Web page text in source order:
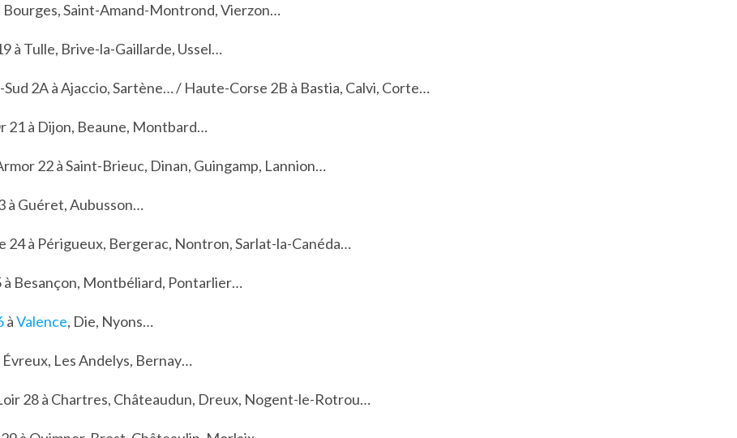
Bourges, Saint-Amand-Montrond, Vierzon…
à Tulle, Brive-la-Gaillarde, Ussel…
2A à Ajaccio, Sartène… / Haute-Corse 2B à Bastia, Calvi, Corte…
21 à Dijon, Beaune, Montbard…
22 à Saint-Brieuc, Dinan, Guingamp, Lannion…
à Guéret, Aubusson…
24 à Périgueux, Bergerac, Nontron, Sarlat-la-Canéda…
à Besançon, Montbéliard, Pontarlier…
àValence, Die, Nyons…
Évreux, Les Andelys, Bernay…
28 à Chartres, Châteaudun, Dreux, Nogent-le-Rotrou…